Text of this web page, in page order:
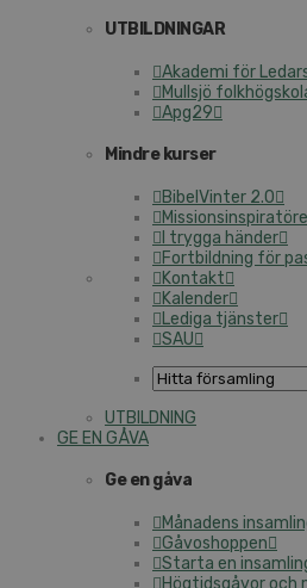
UTBILDNINGAR
Akademi för
Mullsjö
Apg29
Mindre kurser
BibelVinter 2.0
I trygga händer
Fortbildning för
Kontakt
Kalender
Lediga tjänster
SAU
UTBILDNING
GE EN GÅVA
Ge en gåva
Månadens
Gåvoshoppen
Starta en
Högtidsgåvor och